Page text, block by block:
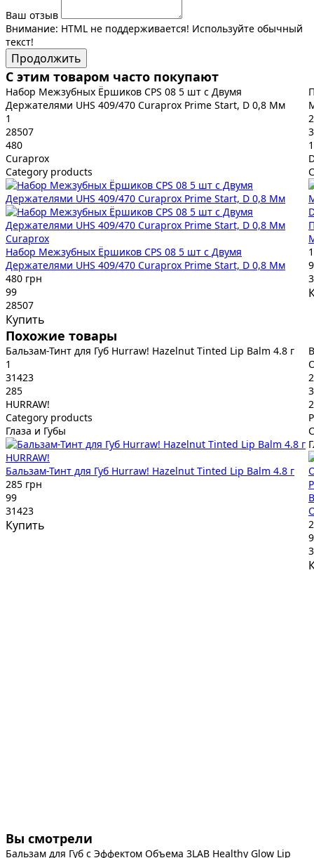
Ваш отзыв
Внимание: HTML не поддерживается! Используйте обычный
текст!
Продолжить
С этим товаром часто покупают
Набор Межзубных Ёршиков CPS 08 5 шт с Двумя
Держателями UHS 409/470 Curaprox Prime Start, D 0,8 Мм
1
28507
480
Curaprox
Category products
Curaprox
Набор Межзубных Ёршиков CPS 08 5 шт с Двумя
Держателями UHS 409/470 Curaprox Prime Start, D 0,8 Мм
480 грн
99
28507
Купить
2
Похожие товары
Бальзам-Тинт для Губ Hurraw! Hazelnut Tinted Lip Balm 4.8 г
1
31423
285
HURRAW!
Category products
Глаза и Губы
HURRAW!
Бальзам-Тинт для Губ Hurraw! Hazelnut Tinted Lip Balm 4.8 г
285 грн
99
31423
Купить
2
Вы смотрели
Бальзам для Губ с Эффектом Объема 3LAB Healthy Glow Lip